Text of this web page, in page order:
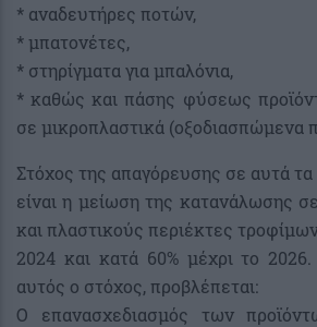
* αναδευτήρες ποτών,
* μπατονέτες,
* στηρίγματα για μπαλόνια,
* καθώς και πάσης φύσεως
σε μικροπλαστικά (οξοδιασπώμενα
Στόχος της απαγόρευσης σε αυτά τα
είναι η μείωση της κατανάλωσης
και πλαστικούς περιέκτες
2024 και κατά 60% μέχρι το 2026.
αυτός ο στόχος, προβλέπεται:
Ο επανασχεδιασμός των